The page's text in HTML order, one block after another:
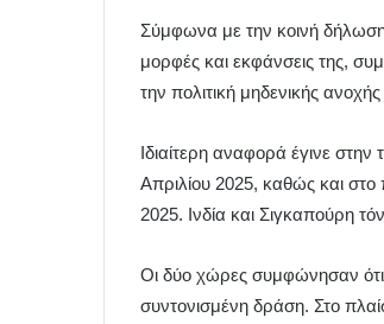
Σύμφωνα με την κοινή
μορφές και εκφάνσεις της,
την πολιτική μηδενικής
Ιδιαίτερη αναφορά έγινε
Απριλίου 2025, καθώς και στο
2025. Ινδία και Σιγκαπούρη
Οι δύο χώρες συμφώνησαν ότι
συντονισμένη δράση. Στο